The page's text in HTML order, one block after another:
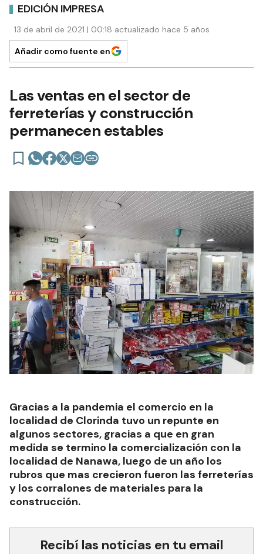
EDICIÓN IMPRESA
13 de abril de 2021 | 00:18 actualizado hace 5 años
Añadir como fuente en
Las ventas en el sector de
ferreterías y construcción
permanecen estables
Gracias a la pandemia el comercio en la
localidad de Clorinda tuvo un repunte en
algunos sectores, gracias a que en gran
medida se termino la comercialización con la
localidad de Nanawa, luego de un año los
rubros que mas crecieron fueron las ferreterías
y los corralones de materiales para la
construcción.
Recibí las noticias en tu email